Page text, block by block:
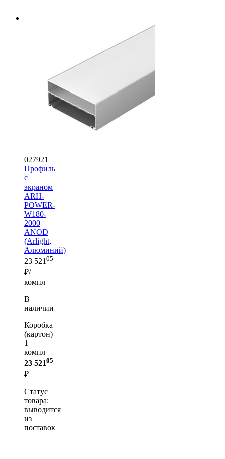
027921
Профиль
с
экраном
ARH-
POWER-
W180-
2000
ANOD
(Arlight,
Алюминий)
23 52105
₽/
компл
В
наличии
Коробка
(картон)
1
компл —
23 52105
₽
Статус
товара:
выводится
из
поставок